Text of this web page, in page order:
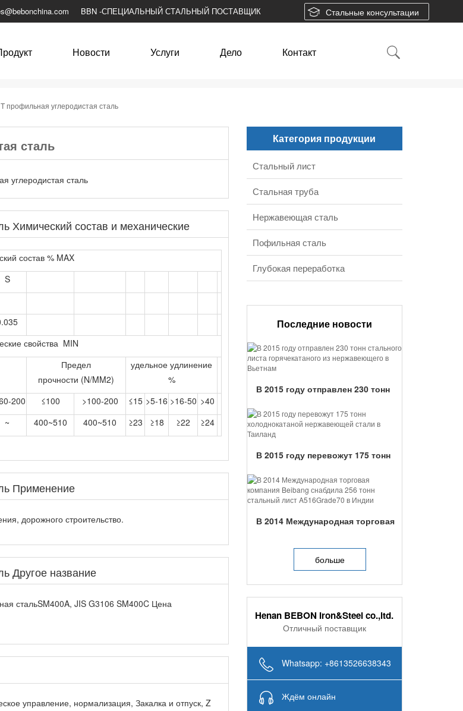
BBN -СПЕЦИАЛЬНЫЙ СТАЛЬНЫЙ ПОСТАВЩИК Стальные консультации
Новости Услуги Дело Контакт
профильная углеродистая сталь
сталь
Химический состав и механические
состав % MAX
S
свойства MIN
Предел
прочности (N/MM2)
удельное удлинение
%
200 ≤100 >100-200 ≤15 >5-16 >16-50 >40
~ 400~510 400~510 ≥23 ≥18 ≥22 ≥24
Применение
дорожного строительство.
Другое название
стальSM400A, JIS G3106 SM400C Цена
управление, нормализация, Закалка и отпуск, Z
Категория продукции
Стальный лист
Стальная труба
Нержавеющая сталь
Пофильная сталь
Глубокая переработка
Последние новости
В 2015 году отправлен 230 тонн
нержавеющего в Вьетнам...
В 2015 году перевожут 175 тонн
стали в Таиланд...
В 2014 Международная торговая
тонн стальный лист A516Grade70 в
больше
Henan BEBON Iron&Steel co.,ltd.
Отличный поставщик
Whatsapp: +8613526638343
Ждём онлайн